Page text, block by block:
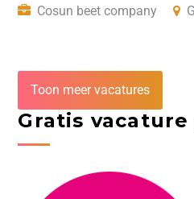
Cosun beet company
Toon meer vacatures
Gratis